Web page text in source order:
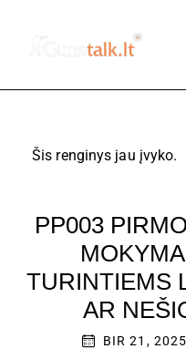
Šis renginys jau įvyko.
PP003
TURINTIEMS
AR
BIR 21,